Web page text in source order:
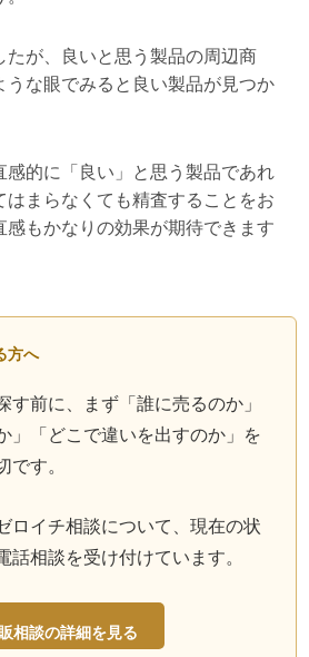
たが、良いと思う製品の周辺商
うな眼でみると良い製品が見つか
感的に「良い」と思う製品であれ
はまらなくても精査することをお
感もかなりの効果が期待できます
方へ
す前に、まず「誰に売るのか」
」「どこで違いを出すのか」を
です。
ロイチ相談について、現在の状
話相談を受け付けています。
相談の詳細を見る